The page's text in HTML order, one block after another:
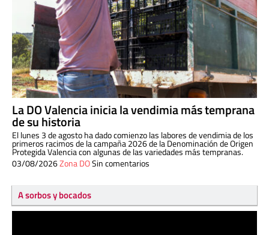
La DO Valencia inicia la vendimia más temprana
de su historia
El lunes 3 de agosto ha dado comienzo las labores de vendimia de los
primeros racimos de la campaña 2026 de la Denominación de Origen
Protegida Valencia con algunas de las variedades más tempranas.
03/08/2026Zona DOSin comentarios
A sorbos y bocados